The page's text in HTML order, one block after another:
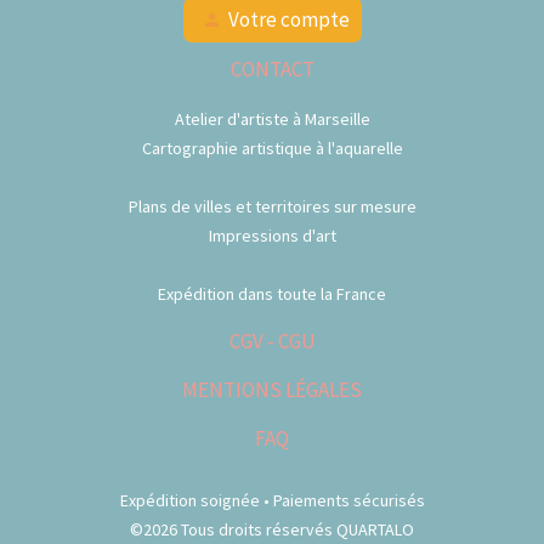
Votre compte
CONTACT
Atelier d'artiste à Marseille
Cartographie artistique à l'aquarelle
Plans de villes et territoires sur mesure
Impressions d'art
Expédition dans toute la France
CGV - CGU
MENTIONS LÉGALES
FAQ
Expédition soignée • Paiements sécurisés
©2026 Tous droits réservés QUARTALO